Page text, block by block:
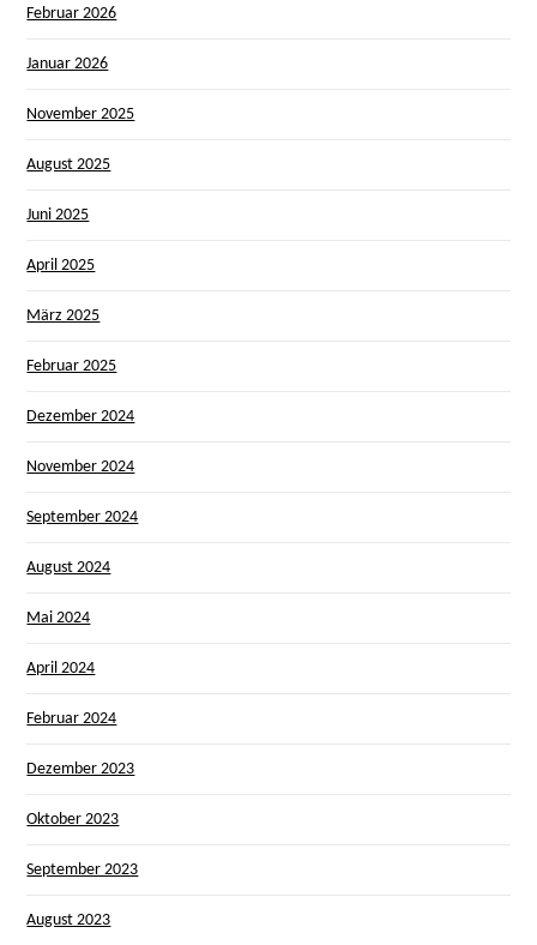
Februar 2026
Januar 2026
November 2025
August 2025
Juni 2025
April 2025
März 2025
Februar 2025
Dezember 2024
November 2024
September 2024
August 2024
Mai 2024
April 2024
Februar 2024
Dezember 2023
Oktober 2023
September 2023
August 2023